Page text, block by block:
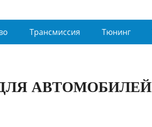
Трансмиссия Тюнинг
АВТОМОБИЛЕЙ